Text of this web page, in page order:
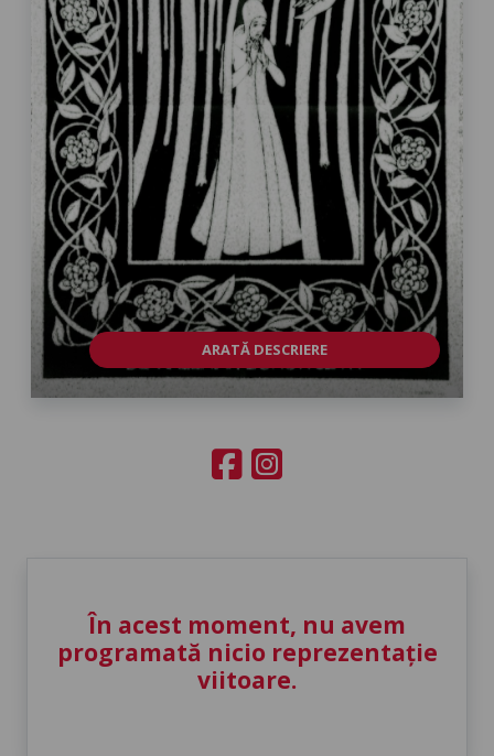
ARATĂ DESCRIERE
În acest moment, nu avem
programată nicio reprezentație
viitoare.